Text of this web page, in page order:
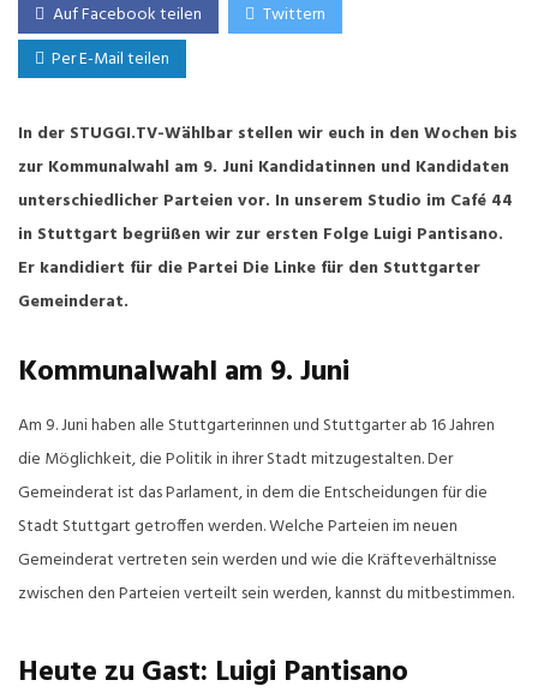
Auf Facebook teilen
Twittern
Per E-Mail teilen
In der STUGGI.TV-Wählbar stellen wir euch in den Wochen bis
zur Kommunalwahl am 9. Juni Kandidatinnen und Kandidaten
unterschiedlicher Parteien vor. In unserem Studio im Café 44
in Stuttgart begrüßen wir zur ersten Folge Luigi Pantisano.
Er kandidiert für die Partei Die Linke für den Stuttgarter
Gemeinderat.
Kommunalwahl am 9. Juni
Am 9. Juni haben alle Stuttgarterinnen und Stuttgarter ab 16 Jahren
die Möglichkeit, die Politik in ihrer Stadt mitzugestalten. Der
Gemeinderat ist das Parlament, in dem die Entscheidungen für die
Stadt Stuttgart getroffen werden. Welche Parteien im neuen
Gemeinderat vertreten sein werden und wie die Kräfteverhältnisse
zwischen den Parteien verteilt sein werden, kannst du mitbestimmen.
Heute zu Gast: Luigi Pantisano